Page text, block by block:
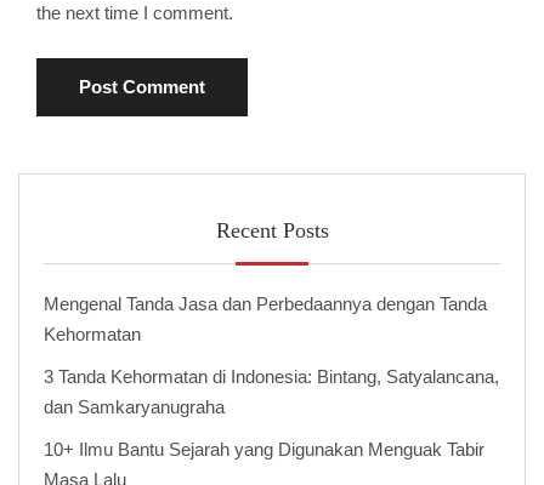
the next time I comment.
Recent Posts
Mengenal Tanda Jasa dan Perbedaannya dengan Tanda
Kehormatan
3 Tanda Kehormatan di Indonesia: Bintang, Satyalancana,
dan Samkaryanugraha
10+ Ilmu Bantu Sejarah yang Digunakan Menguak Tabir
Masa Lalu